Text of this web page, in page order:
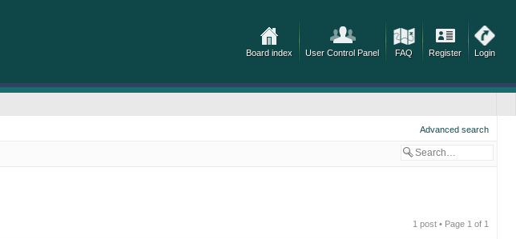
Board index User Control Panel FAQ Register Login
Advanced search
1 post • Page 1 of 1